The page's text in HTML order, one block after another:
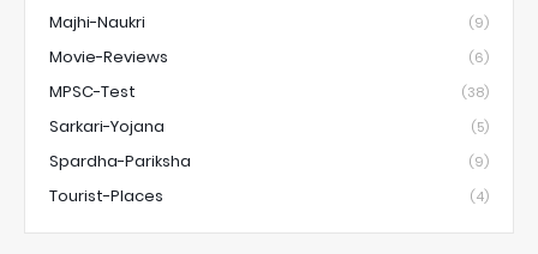
Majhi-Naukri (9)
Movie-Reviews (6)
MPSC-Test (38)
Sarkari-Yojana (5)
Spardha-Pariksha (9)
Tourist-Places (4)